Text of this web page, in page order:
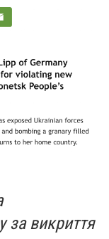
за викриття